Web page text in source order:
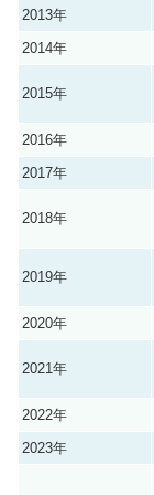
2013年
2014年
2015年
2016年
2017年
2018年
2019年
2020年
2021年
2022年
2023年